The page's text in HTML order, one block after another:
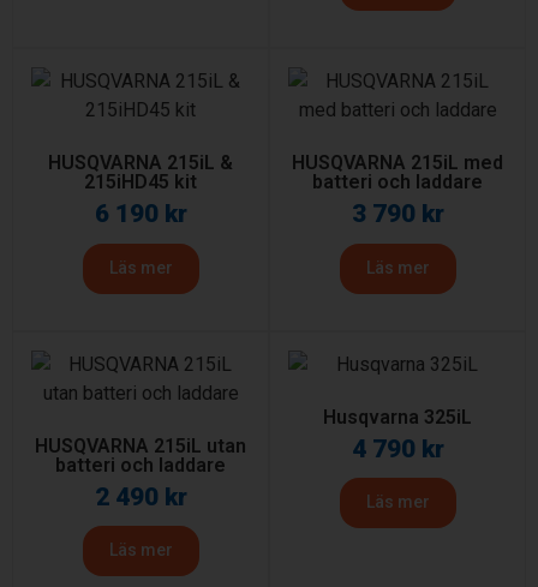
HUSQVARNA 215iL &
215iHD45 kit
6 190 kr
Läs mer
HUSQVARNA 215iL med
batteri och laddare
3 790 kr
Läs mer
HUSQVARNA 215iL utan
batteri och laddare
2 490 kr
Läs mer
Husqvarna 325iL
4 790 kr
Läs mer